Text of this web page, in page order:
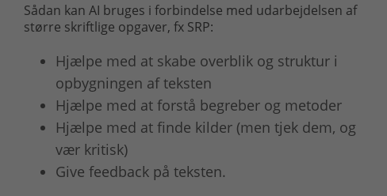
Sådan kan AI bruges i forbindelse med udarbejdelsen af
større skriftlige opgaver, fx SRP:
Hjælpe med at skabe overblik og struktur i
opbygningen af teksten
Hjælpe med at forstå begreber og metoder
Hjælpe med at finde kilder (men tjek dem, og
vær kritisk)
Give feedback på teksten.